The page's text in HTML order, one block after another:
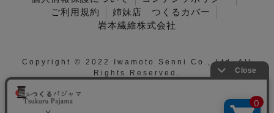
ご利用規約
姉妹店 つくるカバー
岩本繊維株式会社
Copyright © 2022 Iwamoto Senni Co., Ltd. All
Rights Reserved.